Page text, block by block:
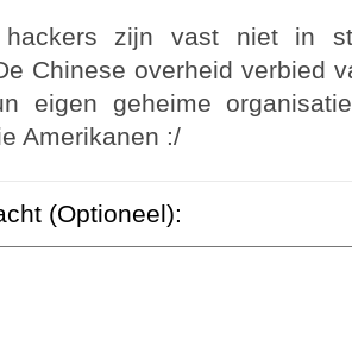
hackers zijn vast niet in
Chinese overheid verbied
eigen geheime
Amerikanen :/
(Optioneel):